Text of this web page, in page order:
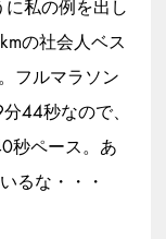
私の例を出し
の社会人ベス
フルマラソン
44秒なので、
秒ペース。あ
るな・・・